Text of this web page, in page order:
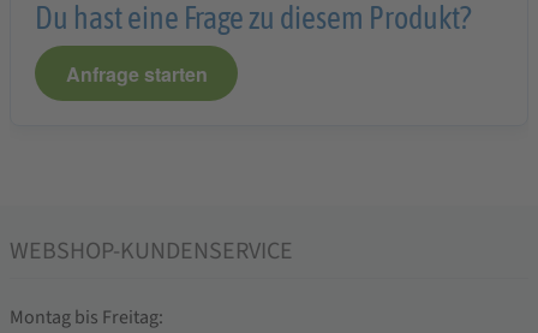
Du hast eine Frage zu diesem Produkt?
Anfrage starten
WEBSHOP-KUNDENSERVICE
Montag bis Freitag: